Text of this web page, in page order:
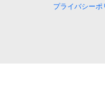
プライバシーポ